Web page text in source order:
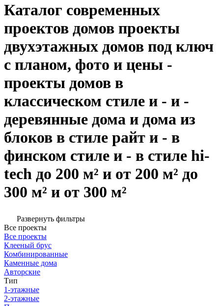
Каталог современных
проектов домов проекты
двухэтажных домов под ключ
с планом, фото и цены -
проекты домов в
классическом стиле и - и -
деревянные дома и дома из
блоков в стиле райт и - в
финском стиле и - в стиле hi-
tech до 200 м² и от 200 м² до
300 м² и от 300 м²
Развернуть фильтры
Все проекты
Все проекты
Клееный брус
Комбинированные
Каменные дома
Авторские
Тип
1-этажные
2-этажные